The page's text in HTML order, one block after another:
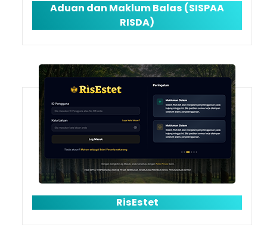
Aduan dan Maklum Balas (SISPAA
RISDA)
RisEstet